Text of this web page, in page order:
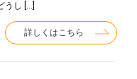
うし […]
詳しくはこちら